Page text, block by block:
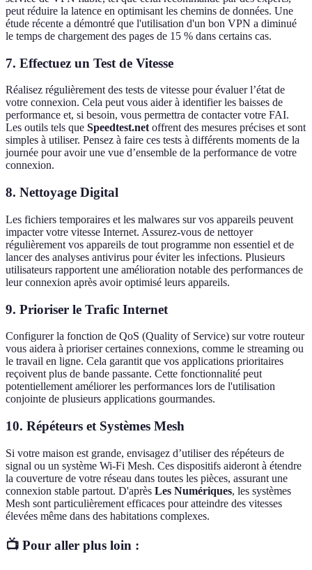
peut réduire la latence en optimisant les chemins de données. Une
étude récente a démontré que l'utilisation d'un bon VPN a diminué
le temps de chargement des pages de 15 % dans certains cas.
7. Effectuez un Test de Vitesse
Réalisez régulièrement des tests de vitesse pour évaluer l’état de
votre connexion. Cela peut vous aider à identifier les baisses de
performance et, si besoin, vous permettra de contacter votre FAI.
Les outils tels que Speedtest.netoffrent des mesures précises et sont
simples à utiliser. Pensez à faire ces tests à différents moments de la
journée pour avoir une vue d’ensemble de la performance de votre
connexion.
8. Nettoyage Digital
Les fichiers temporaires et les malwares sur vos appareils peuvent
impacter votre vitesse Internet. Assurez-vous de nettoyer
régulièrement vos appareils de tout programme non essentiel et de
lancer des analyses antivirus pour éviter les infections. Plusieurs
utilisateurs rapportent une amélioration notable des performances de
leur connexion après avoir optimisé leurs appareils.
9. Prioriser le Trafic Internet
Configurer la fonction de QoS (Quality of Service) sur votre routeur
vous aidera à prioriser certaines connexions, comme le streaming ou
le travail en ligne. Cela garantit que vos applications prioritaires
reçoivent plus de bande passante. Cette fonctionnalité peut
potentiellement améliorer les performances lors de l'utilisation
conjointe de plusieurs applications gourmandes.
10. Répéteurs et Systèmes Mesh
Si votre maison est grande, envisagez d’utiliser des répéteurs de
signal ou un système Wi-Fi Mesh. Ces dispositifs aideront à étendre
la couverture de votre réseau dans toutes les pièces, assurant une
connexion stable partout. D'après Les Numériques, les systèmes
Mesh sont particulièrement efficaces pour atteindre des vitesses
élevées même dans des habitations complexes.
📺 Pour aller plus loin :